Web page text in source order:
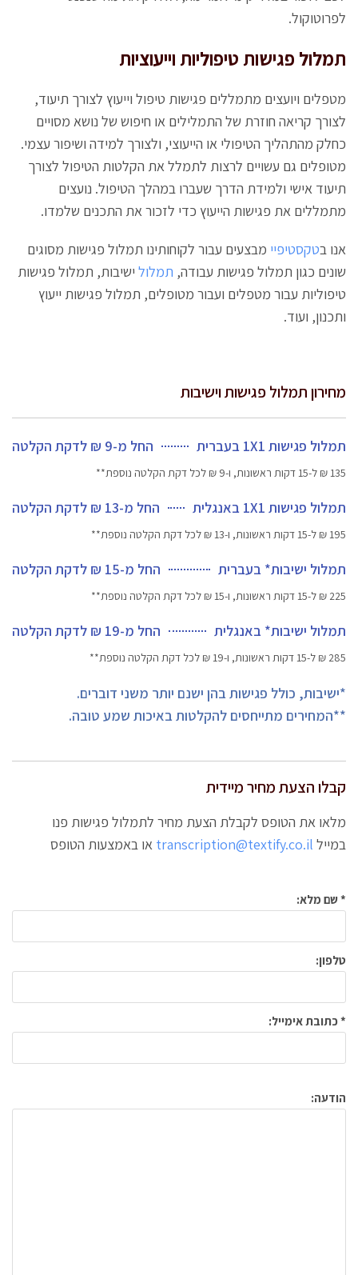
לפרוטוקול.
תמלול פגישות טיפוליות וייעוציות
מטפלים ויועצים מתמללים פגישות טיפול וייעוץ לצורך תיעוד,
לצורך קריאה חוזרת של התמלילים או חיפוש של נושא מסויים
כחלק מהתהליך הטיפולי או הייעוצי, ולצורך למידה ושיפור עצמי.
מטופלים גם עשויים לרצות לתמלל את הקלטות הטיפול לצורך
תיעוד אישי ולמידת הדרך שעברו במהלך הטיפול. נועצים
מתמללים את פגישות הייעוץ כדי לזכור את התכנים שלמדו.
אנו בטקסטיפיי מבצעים עבור לקוחותינו תמלול פגישות מסוגים
שונים כגון תמלול פגישות עבודה, תמלול ישיבות, תמלול פגישות
טיפוליות עבור מטפלים ועבור מטופלים, תמלול פגישות ייעוץ
ותכנון, ועוד.
מחירון תמלול פגישות וישיבות
תמלול פגישות 1X1 בעברית החל מ-9 ₪ לדקת הקלטה
135 ₪ ל-15 דקות ראשונות, ו-9 ₪ לכל דקת הקלטה נוספת**
תמלול פגישות 1X1 באנגלית החל מ-13 ₪ לדקת הקלטה
195 ₪ ל-15 דקות ראשונות, ו-13 ₪ לכל דקת הקלטה נוספת**
תמלול ישיבות* בעברית החל מ-15 ₪ לדקת הקלטה
225 ₪ ל-15 דקות ראשונות, ו-15 ₪ לכל דקת הקלטה נוספת**
תמלול ישיבות* באנגלית החל מ-19 ₪ לדקת הקלטה
285 ₪ ל-15 דקות ראשונות, ו-19 ₪ לכל דקת הקלטה נוספת**
*ישיבות, כולל פגישות בהן ישנם יותר משני דוברים.
**המחירים מתייחסים להקלטות באיכות שמע טובה.
קבלו הצעת מחיר מיידית
מלאו את הטופס לקבלת הצעת מחיר לתמלול פגישות פנו
במייל transcription@textify.co.il או באמצעות הטופס
* שם מלא:
טלפון:
* כתובת אימייל:
הודעה: